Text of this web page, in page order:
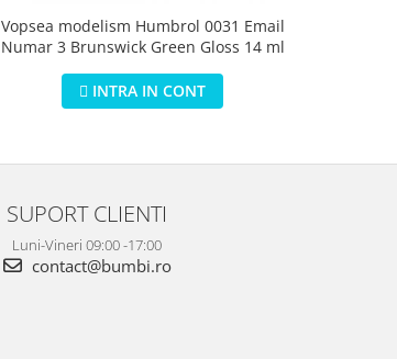
Vopsea modelism Humbrol 0031 Email
Numar 3 Brunswick Green Gloss 14 ml
INTRA IN CONT
SUPORT CLIENTI
Luni-Vineri 09:00 -17:00
contact@bumbi.ro